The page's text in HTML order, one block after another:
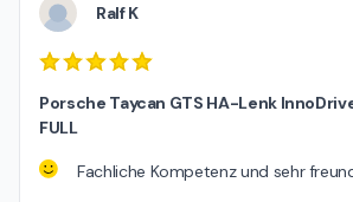
Ralf K
Porsche Taycan GTS HA-Lenk
FULL
Fachliche Kompetenz und sehr